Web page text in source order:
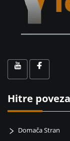
Hitre
Domača Stran